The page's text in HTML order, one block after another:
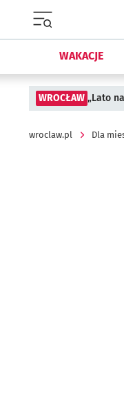
WAKACJE
WROCŁAW „Lato
wroclaw.pl Dla